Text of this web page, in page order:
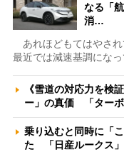
なる「
消…
あれほどもてはやされ
最近では減速基調にな
《雪道の対応力を検
ー」の真価 「ター
乗り込むと同時に「
た 「日産ルークス